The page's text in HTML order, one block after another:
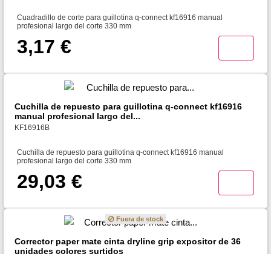
Cuadradillo de corte para guillotina q-connect kf16916 manual
profesional largo del corte 330 mm
3,17 €
Cuchilla de repuesto para guillotina q-connect kf16916
manual profesional largo del...
KF16916B
Cuchilla de repuesto para guillotina q-connect kf16916 manual
profesional largo del corte 330 mm
29,03 €
Fuera de stock
Corrector paper mate cinta dryline grip expositor de 36
unidades colores surtidos